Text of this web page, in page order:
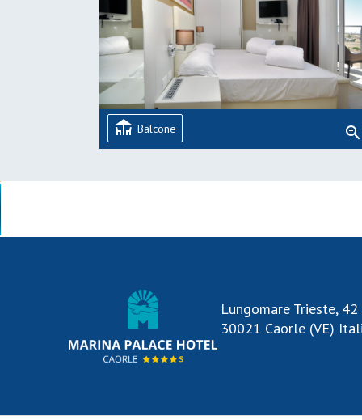
deck Balcone zoom_in
Lungomare Trieste, 42
30021 Caorle (VE)